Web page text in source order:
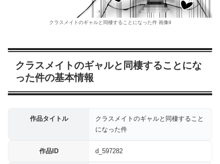
クラスメイトのギャルと同棲することになった件 画像9
クラスメイトのギャルと同棲することにな
った件の基本情報
作品タイトル
クラスメイトのギャルと同棲すること
になった件
作品ID d_597282